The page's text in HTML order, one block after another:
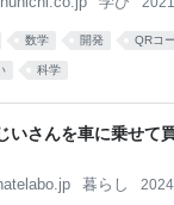
数学 開発 QRコ
科学
いさんを車に乗せて
暮らし